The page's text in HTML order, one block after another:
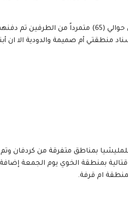
وأوضحت المصادر أن اسباب هذه الإشتباكات والتي أدت لمقتل حوالي (65)
منطقتي أم صميمة والدودية الا ان